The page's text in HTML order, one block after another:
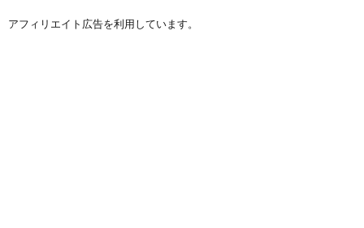
アフィリエイト広告を利用しています。